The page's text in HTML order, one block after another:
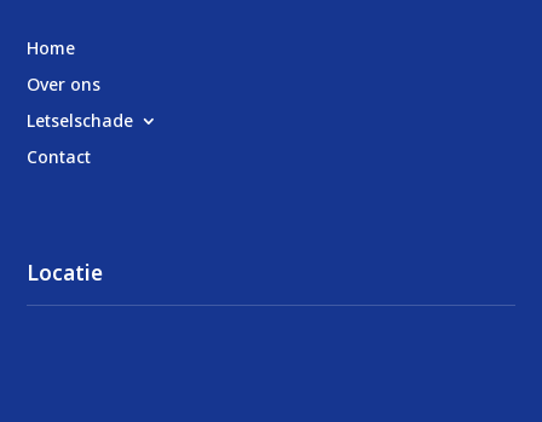
Home
Over ons
Letselschade
Contact
Locatie